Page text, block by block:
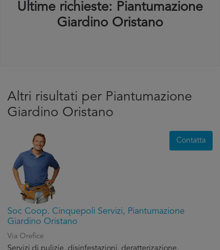
Ultime richieste: Piantumazione
Giardino Oristano
Altri risultati per Piantumazione
Giardino Oristano
Soc Coop. Cinquepoli Servizi, Piantumazione
Giardino Oristano
Via Orefice
Contatta